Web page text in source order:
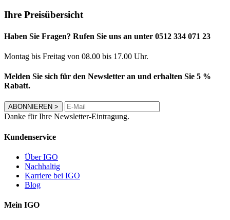
Ihre Preisübersicht
Haben Sie Fragen? Rufen Sie uns an unter 0512 334 071 23
Montag bis Freitag von 08.00 bis 17.00 Uhr.
Melden Sie sich für den Newsletter an und erhalten Sie 5 %
Rabatt.
ABONNIEREN >
Danke für Ihre Newsletter-Eintragung.
Kundenservice
Über IGO
Nachhaltig
Karriere bei IGO
Blog
Mein IGO